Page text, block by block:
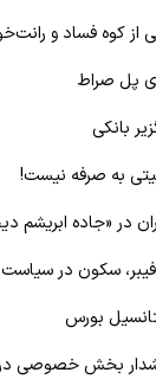
از کوه فساد و
پل صراط
بانکی
به صرفه نیست!
در «جاده ابریشم
سکون در سیاست
بورس
بخش خصوصی